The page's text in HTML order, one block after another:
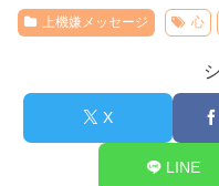
上機嫌メッセージ 心
X
LINE